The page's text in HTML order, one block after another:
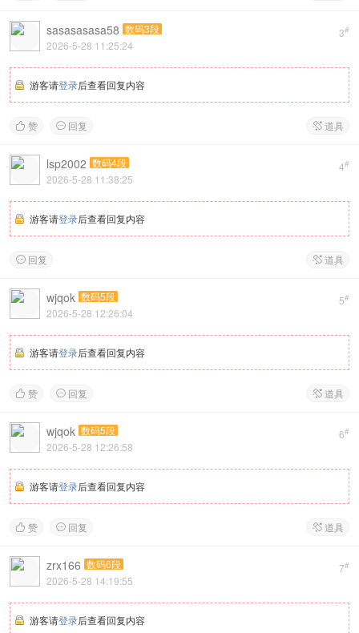
3#
sasasasasa58 数码3段
2026-5-28 11:25:24
游客请登录后查看回复内容
 赞  回复  道具
4#
lsp2002 数码4段
2026-5-28 11:38:25
游客请登录后查看回复内容
 回复  道具
5#
wjqok 数码5段
2026-5-28 12:26:04
游客请登录后查看回复内容
 赞  回复  道具
6#
wjqok 数码5段
2026-5-28 12:26:58
游客请登录后查看回复内容
 赞  回复  道具
7#
zrx166 数码6段
2026-5-28 14:19:55
游客请登录后查看回复内容